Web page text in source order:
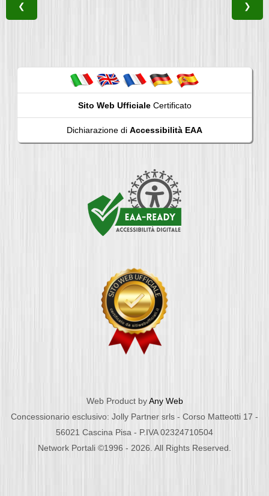
❮ ❯
Sito Web UfficialeCertificato
Dichiarazione di Accessibilità EAA
Web Product byAny Web
Concessionario esclusivo: Jolly Partner srls - Corso Matteotti 17 -
56021 Cascina Pisa - P.IVA 02324710504
Network Portali ©1996 - 2026. All Rights Reserved.